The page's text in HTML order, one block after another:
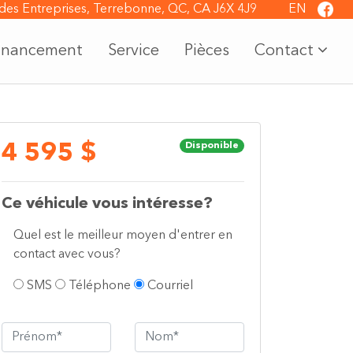
Entreprises, Terrebonne, QC, CA J6X 4J9 EN
Service Pièces Contact
4 595 $ Disponible
Ce véhicule vous intéresse?
Quel est le meilleur moyen d'entrer en
contact avec vous?
SMS Téléphone Courriel